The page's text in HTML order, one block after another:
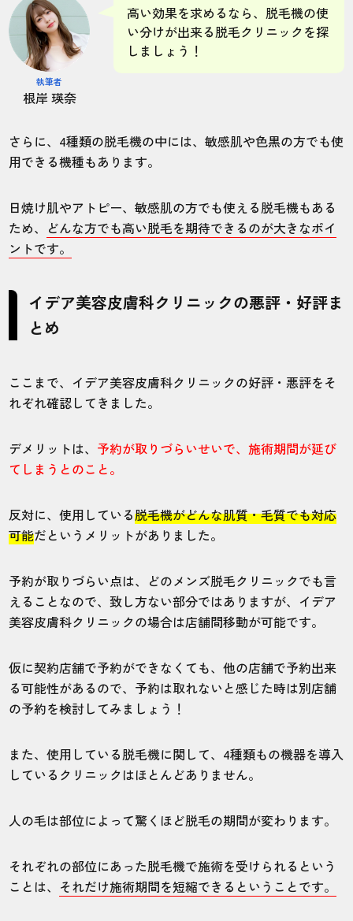
執筆者
根岸 瑛奈
高い効果を求めるなら、脱毛機の使
い分けが出来る脱毛クリニックを探
しましょう！
さらに、4種類の脱毛機の中には、敏感肌や色黒の方でも使
用できる機種もあります。
日焼け肌やアトピー、敏感肌の方でも使える脱毛機もある
ため、
どんな方でも高い脱毛を期待できるのが大きなポイ
ントです。
イデア美容皮膚科クリニックの悪評・好評ま
とめ
ここまで、イデア美容皮膚科クリニックの好評・悪評をそ
れぞれ確認してきました。
デメリットは、 予約が取りづらいせいで、施術期間が延び
てしまうとのこと。
反対に、使用している脱毛機がどんな肌質・毛質でも対応
可能だというメリットがありました。
予約が取りづらい点は、どのメンズ脱毛クリニックでも言
えることなので、致し方ない部分ではありますが、イデア
美容皮膚科クリニックの場合は店舗間移動が可能です。
仮に契約店舗で予約ができなくても、他の店舗で予約出来
る可能性があるので、予約は取れないと感じた時は別店舗
の予約を検討してみましょう！
また、使用している脱毛機に関して、4種類もの機器を導入
しているクリニックはほとんどありません。
人の毛は部位によって驚くほど脱毛の期間が変わります。
それぞれの部位にあった脱毛機で施術を受けられるという
ことは、 それだけ施術期間を短縮できるということです。